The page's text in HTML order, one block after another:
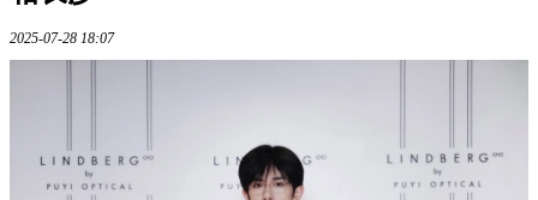
2025-07-28 18:07